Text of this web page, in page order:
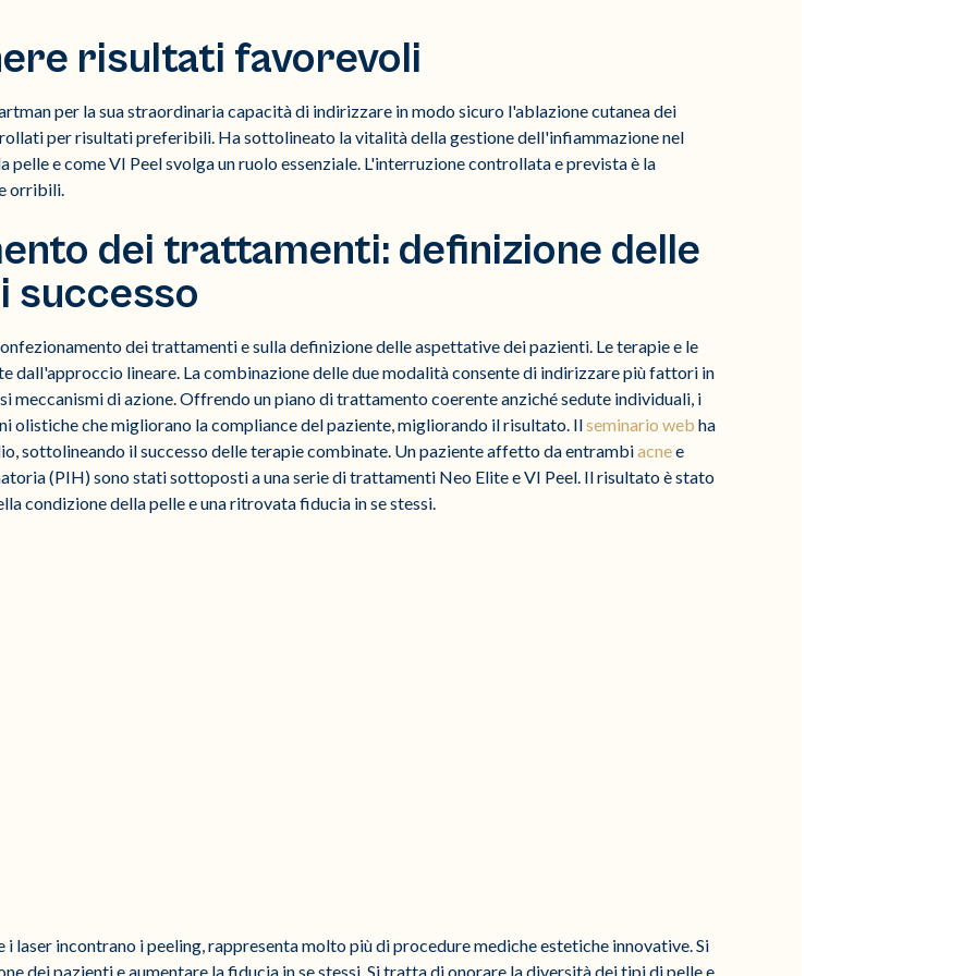
risultati favorevoli
per la sua straordinaria capacità di indirizzare in modo sicuro l'ablazione cutanea dei
per risultati preferibili. Ha sottolineato la vitalità della gestione dell'infiammazione nel
e come VI Peel svolga un ruolo essenziale. L'interruzione controllata e prevista è la
orribili.
dei trattamenti: definizione delle
successo
dei trattamenti e sulla definizione delle aspettative dei pazienti. Le terapie e le
dall'approccio lineare. La combinazione delle due modalità consente di indirizzare più fattori in
meccanismi di azione. Offrendo un piano di trattamento coerente anziché sedute individuali, i
olistiche che migliorano la compliance del paziente, migliorando il risultato. Ilseminario web ha
sottolineando il successo delle terapie combinate. Un paziente affetto da entrambiacnee
(PIH) sono stati sottoposti a una serie di trattamenti Neo Elite e VI Peel. Il risultato è stato
condizione della pelle e una ritrovata fiducia in se stessi.
laser incontrano i peeling, rappresenta molto più di procedure mediche estetiche innovative. Si
dei pazienti e aumentare la fiducia in se stessi. Si tratta di onorare la diversità dei tipi di pelle e